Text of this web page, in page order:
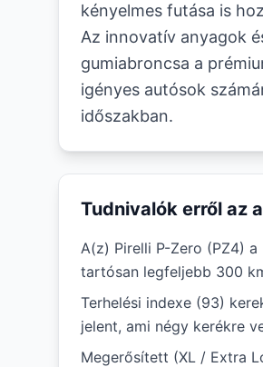
kényelmes futása is
Az innovatív anyagok
gumiabroncsa a
igényes autósok
időszakban.
Tudnivalók erről az
A(z) Pirelli P-Zero (PZ4)
tartósan legfeljebb 300
Terhelési indexe (93)
jelent, ami négy kerékre
Megerősített (XL / Extra